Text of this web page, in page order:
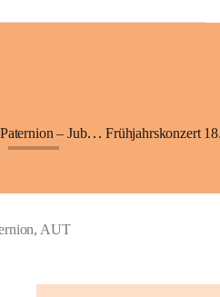
150 Jahre Freiwillige Feuerwehr Paternion – Jubiläumsfest Frühjahrskonzert
AUT